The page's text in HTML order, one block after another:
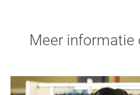
Meer informatie